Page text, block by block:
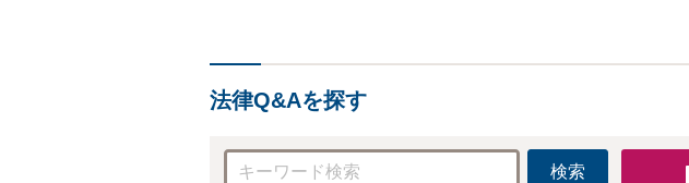
法律Q&Aを探す
検索